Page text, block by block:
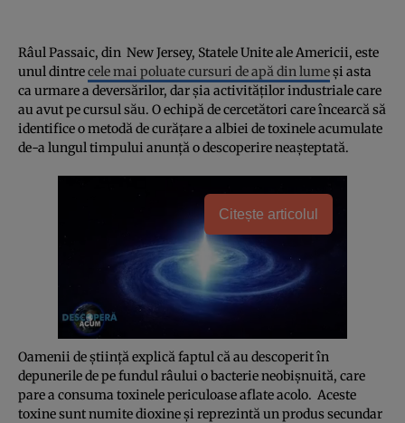
Râul Passaic, din New Jersey, Statele Unite ale Americii, este
unul dintrecele mai poluate cursuri de apă din lumeși asta
ca urmare a deversărilor, dar șia activităților industriale care
au avut pe cursul său. O echipă de cercetători care încearcă să
identifice o metodă de curățare a albiei de toxinele acumulate
de-a lungul timpului anunță o descoperire neașteptată.
Citește articolul
Oamenii de știință explică faptul că au descoperit în
depunerile de pe fundul râului o bacterie neobișnuită, care
pare a consuma toxinele periculoase aflate acolo. Aceste
toxine sunt numite dioxine și reprezintă un produs secundar